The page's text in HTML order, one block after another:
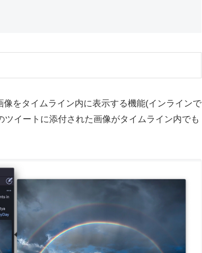
をタイムライン内に表示する機能(インラインで
イートに添付された画像がタイムライン内でも